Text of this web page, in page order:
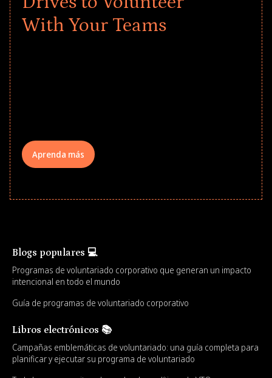
With Your Teams
Aprenda más
Blogs populares 💻
Programas de voluntariado corporativo que generan un impacto
intencional en todo el mundo
Guía de programas de voluntariado corporativo
Libros electrónicos 📚
Campañas emblemáticas de voluntariado: una guía completa para
planificar y ejecutar su programa de voluntariado